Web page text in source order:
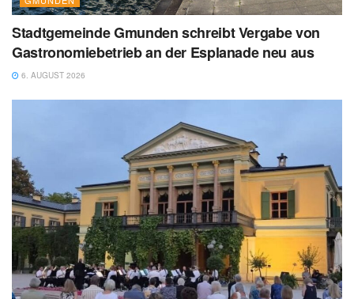
Stadtgemeinde Gmunden schreibt Vergabe von
Gastronomiebetrieb an der Esplanade neu aus
6. AUGUST 2026